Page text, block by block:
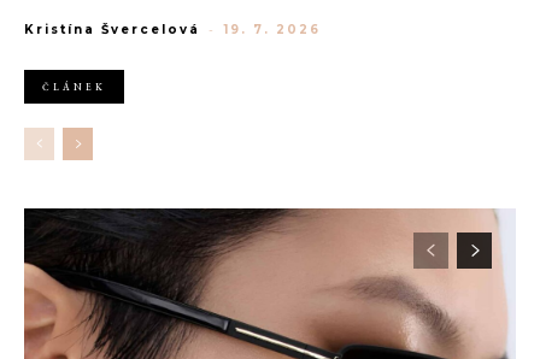
minisukně na vedlejší kolej. Tento kousek opouští škatulku
stává nejsilnějším manifestem moderní nonšalance letošního léta.
Kristína Švercelová - 19. 7. 2026
ČLÁNEK